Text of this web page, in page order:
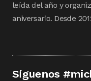
leída del año y
aniversario. Desde
Síguenos